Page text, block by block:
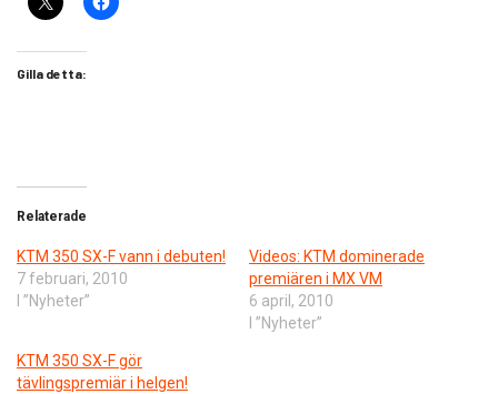
Gilla detta:
Relaterade
KTM 350 SX-F vann i debuten!
7 februari, 2010
I ”Nyheter”
Videos: KTM dominerade
premiären i MX VM
6 april, 2010
I ”Nyheter”
KTM 350 SX-F gör
tävlingspremiär i helgen!